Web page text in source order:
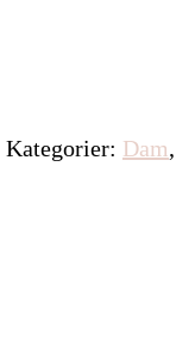
Kategorier: Dam,